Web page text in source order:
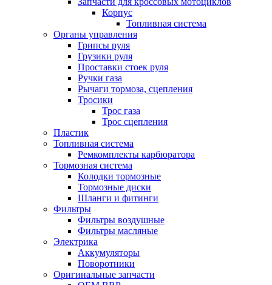
Корпус
Топливная система
Органы управления
Грипсы руля
Грузики руля
Проставки стоек руля
Ручки газа
Рычаги тормоза, сцепления
Тросики
Трос газа
Трос сцепления
Пластик
Топливная система
Ремкомплекты карбюратора
Тормозная система
Колодки тормозные
Тормозные диски
Шланги и фитинги
Фильтры
Фильтры воздушные
Фильтры масляные
Электрика
Аккумуляторы
Поворотники
Оригинальные запчасти